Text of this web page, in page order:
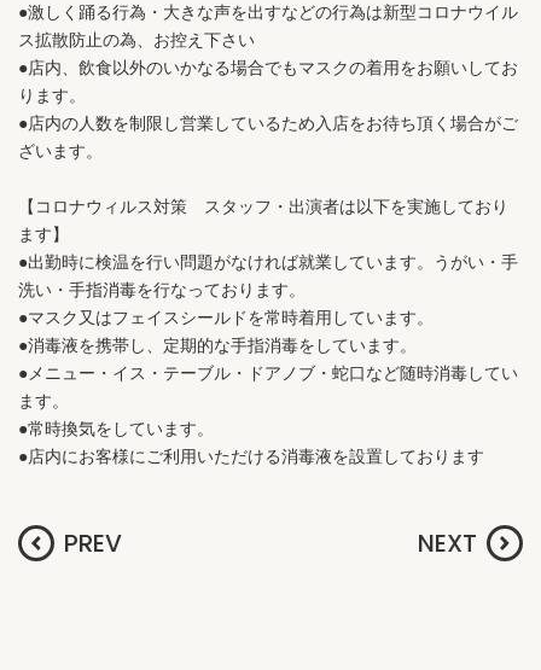
●激しく踊る行為・大きな声を出すなどの行為は新型コロナウイル
ス拡散防止の為、お控え下さい
●店内、飲食以外のいかなる場合でもマスクの着用をお願いしてお
ります。
●店内の人数を制限し営業しているため入店をお待ち頂く場合がご
ざいます。
【コロナウィルス対策 スタッフ・出演者は以下を実施しており
ます】
●出勤時に検温を行い問題がなければ就業しています。うがい・手
洗い・手指消毒を行なっております。
●マスク又はフェイスシールドを常時着用しています。
●消毒液を携帯し、定期的な手指消毒をしています。
●メニュー・イス・テーブル・ドアノブ・蛇口など随時消毒してい
ます。
●常時換気をしています。
●店内にお客様にご利用いただける消毒液を設置しております